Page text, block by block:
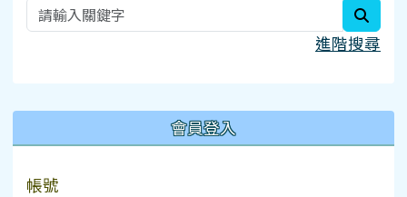
進階搜尋
會員登入
帳號